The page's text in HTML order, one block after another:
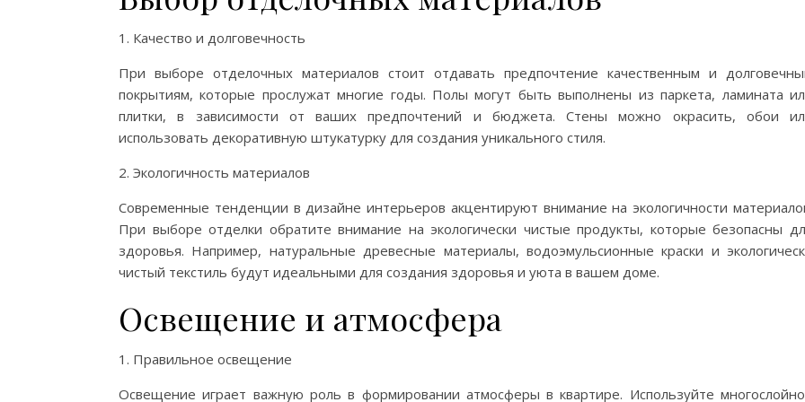
1. Качество и долговечность
При выборе отделочных материалов стоит отдавать предпочтение качественным и
покрытиям, которые прослужат многие годы. Полы могут быть выполнены из паркета, ламината
плитки, в зависимости от ваших предпочтений и бюджета. Стены можно окрасить, обои
использовать декоративную штукатурку для создания уникального стиля.
2. Экологичность материалов
Современные тенденции в дизайне интерьеров акцентируют внимание на экологичности
При выборе отделки обратите внимание на экологически чистые продукты, которые безопасны
здоровья. Например, натуральные древесные материалы, водоэмульсионные краски и
чистый текстиль будут идеальными для создания здоровья и уюта в вашем доме.
Освещение и атмосфера
1. Правильное освещение
Освещение играет важную роль в формировании атмосферы в квартире. Используйте